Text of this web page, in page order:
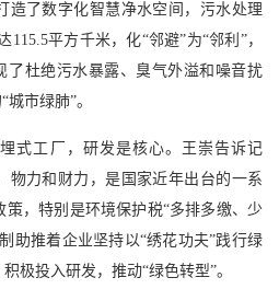
造了数字化智慧净水空间，污水处理
平方千米，化“邻避”为“邻利”，
了杜绝污水暴露、臭气外溢和噪音扰
市绿肺”。
式工厂，研发是核心。王崇告诉记
物力和财力，是国家近年出台的一系
，特别是环境保护税“多排多缴、少
助推着企业坚持以“绣花功夫”践行绿
极投入研发，推动“绿色转型”。